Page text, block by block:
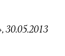
30.05.2013